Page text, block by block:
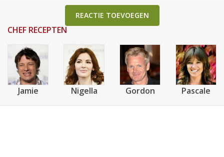
REACTIE TOEVOEGEN
CHEF RECEPTEN
Jamie Nigella Gordon Pascale